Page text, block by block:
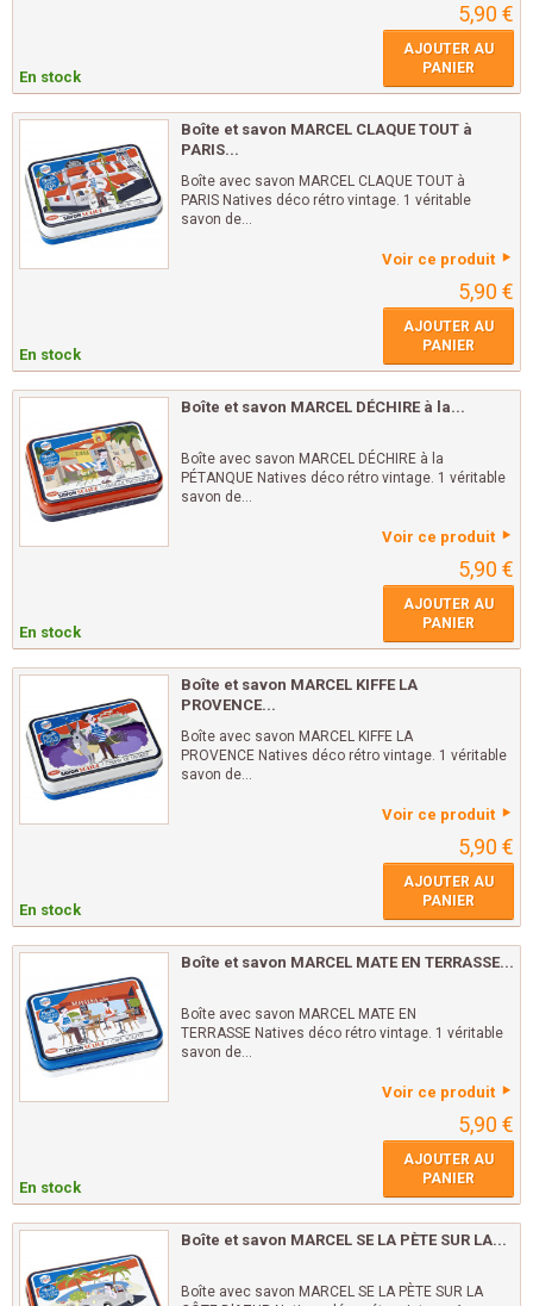
5,90 €
En stock
AJOUTER AU
PANIER
Boîte et savon MARCEL CLAQUE TOUT à
PARIS...
Boîte avec savon MARCEL CLAQUE TOUT à
PARIS Natives déco rétro vintage. 1 véritable
savon de...
Voir ce produit
5,90 €
En stock
AJOUTER AU
PANIER
Boîte et savon MARCEL DÉCHIRE à la...
Boîte avec savon MARCEL DÉCHIRE à la
PÉTANQUE Natives déco rétro vintage. 1 véritable
savon de...
Voir ce produit
5,90 €
En stock
AJOUTER AU
PANIER
Boîte et savon MARCEL KIFFE LA
PROVENCE...
Boîte avec savon MARCEL KIFFE LA
PROVENCE Natives déco rétro vintage. 1 véritable
savon de...
Voir ce produit
5,90 €
En stock
AJOUTER AU
PANIER
Boîte et savon MARCEL MATE EN TERRASSE...
Boîte avec savon MARCEL MATE EN
TERRASSE Natives déco rétro vintage. 1 véritable
savon de...
Voir ce produit
5,90 €
En stock
AJOUTER AU
PANIER
Boîte et savon MARCEL SE LA PÈTE SUR LA...
Boîte avec savon MARCEL SE LA PÈTE SUR LA